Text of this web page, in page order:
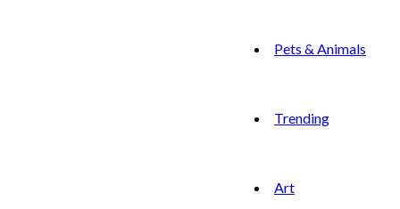
Pets & Animals
Trending
Art